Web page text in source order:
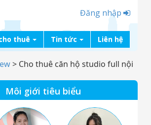
Đăng nhập
thuê Tin tức Liên hệ
> Cho thuê căn hộ studio full nội
Môi giới tiêu biểu